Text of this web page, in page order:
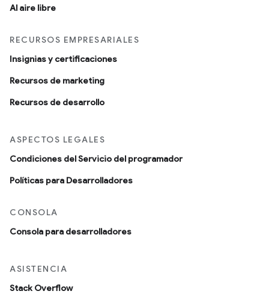
Al aire libre
RECURSOS EMPRESARIALES
Insignias y certificaciones
Recursos de marketing
Recursos de desarrollo
ASPECTOS LEGALES
Condiciones del Servicio del programador
Políticas para Desarrolladores
CONSOLA
Consola para desarrolladores
ASISTENCIA
Stack Overflow